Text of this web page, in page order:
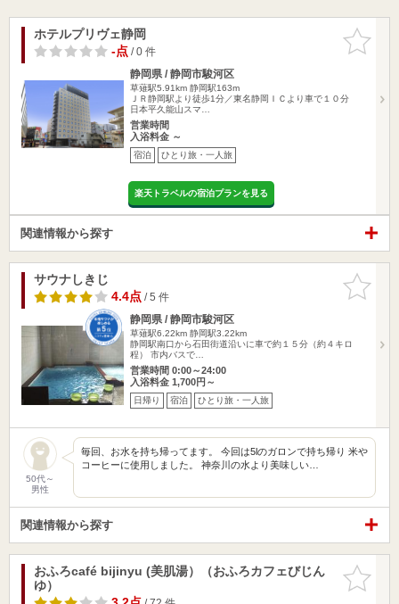
お気に入
りに追加
ホテルプリヴェ静岡
-点/ 0 件
静岡県 / 静岡市駿河区
草薙駅5.91km 静岡駅163m
ＪＲ静岡駅より徒歩1分／東名静岡ＩＣより車で１０分
日本平久能山スマ…
営業時間
入浴料金 ～
宿泊 ひとり旅・一人旅
楽天トラベルの宿泊プランを見る
関連情報から探す
お気に入
りに追加
サウナしきじ
4.4点/ 5 件
静岡県 / 静岡市駿河区
草薙駅6.22km 静岡駅3.22km
静岡駅南口から石田街道沿いに車で約１５分（約４キロ
程） 市内バスで…
営業時間 0:00～24:00
入浴料金 1,700円～
日帰り 宿泊 ひとり旅・一人旅
50代～
男性
毎回、お水を持ち帰ってます。 今回は5lのガロンで持ち帰り 米や
コーヒーに使用しました。 神奈川の水より美味しい…
関連情報から探す
お気に入
りに追加
おふろcafé bijinyu (美肌湯）（おふろカフェびじん
ゆ）